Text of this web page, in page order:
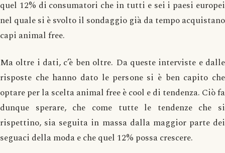
quel 12% di consumatori che in tutti e sei i paesi europei
nel quale si è svolto il sondaggio già da tempo acquistano
capi animal free.
Ma oltre i dati, c’è ben oltre. Da queste interviste e dalle
risposte che hanno dato le persone si è ben capito che
optare per la scelta animal free è cool e di tendenza. Ciò fa
dunque sperare, che come tutte le tendenze che si
rispettino, sia seguita in massa dalla maggior parte dei
seguaci della moda e che quel 12% possa crescere.